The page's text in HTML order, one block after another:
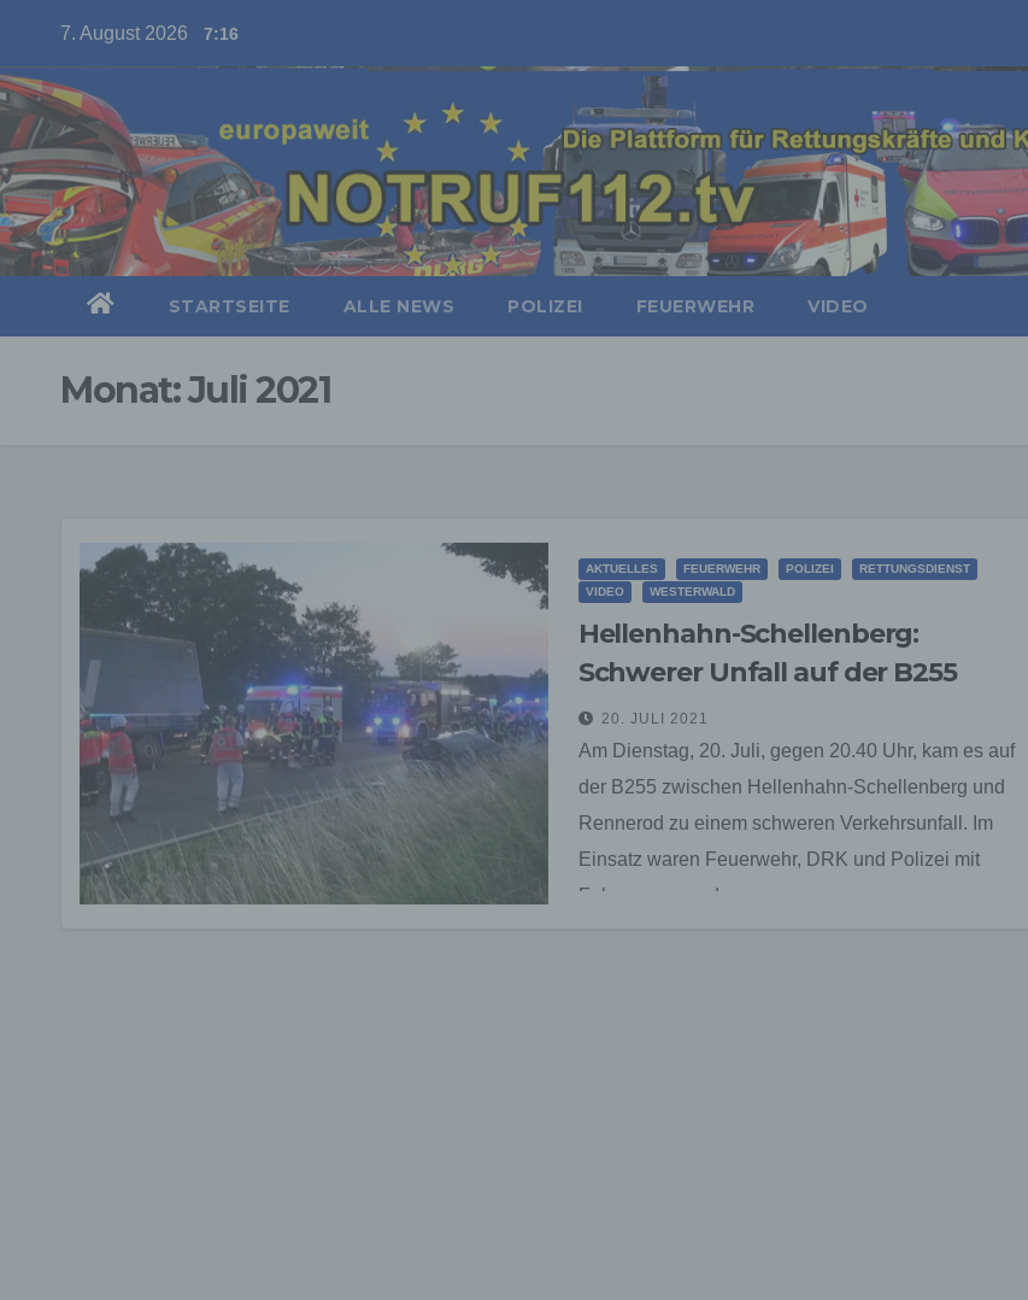
content
7. August 2026 7:16
STARTSEITE ALLE NEWS POLIZEI FEUERWEHR VIDEO
Monat:Juli 2021
AKTUELLES FEUERWEHR POLIZEI
RETTUNGSDIENST
VIDEO
WESTERWALD
Hellenhahn-Schellenberg:
Schwerer Unfall auf der B255
20. JULI 2021
Am Dienstag, 20. Juli, gegen 20.40 Uhr, kam es auf
der B255 zwischen Hellenhahn-Schellenberg und
Rennerod zu einem schweren Verkehrsunfall. Im
Einsatz waren Feuerwehr, DRK und Polizei mit
Fahrzeugen und…